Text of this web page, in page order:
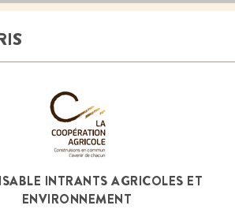
INTRANTS AGRICOLES ET
ENVIRONNEMENT